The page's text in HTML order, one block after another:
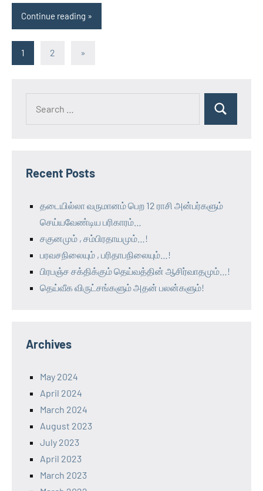
Continue reading
Posts
1 2
Next
»
Recent Posts
தடையில்லா வருமானம் பெற 12 ராசி அன்பர்களும்
செய்யவேண்டிய பரிகாரம்…
சகுனமும் , சம்பிரதாயமும்…!
பரவசநிலையும் , பரிதாபநிலையும்…!
பிரபஞ்ச சக்திக்கும் தெய்வத்தின் ஆசிர்வாதமும்…!
தெய்வீக விருட்சங்களும் அதன் பலன்களும்!
Archives
May 2024
April 2024
March 2024
August 2023
July 2023
April 2023
March 2023